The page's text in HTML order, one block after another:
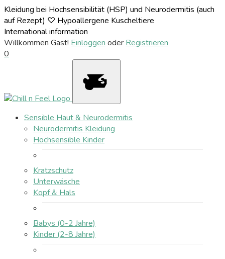
Kleidung bei Hochsensibilität (HSP) und Neurodermitis (auch
auf Rezept) ♡ Hypoallergene Kuscheltiere
International information
Willkommen Gast! Einloggen oder Registrieren
0
Sensible Haut & Neurodermitis
Neurodermitis Kleidung
Hochsensible Kinder
Kratzschutz
Unterwäsche
Kopf & Hals
Babys (0-2 Jahre)
Kinder (2-8 Jahre)